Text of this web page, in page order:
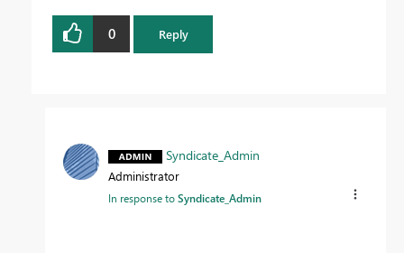
0 Reply
Syndicate_Admin
Administrator
In response toSyndicate_Admin